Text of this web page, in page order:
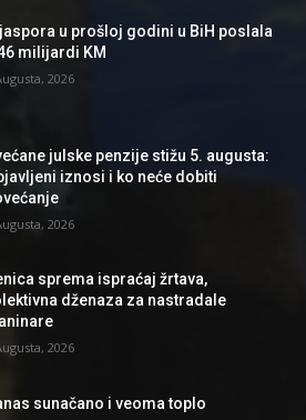
u prošloj godini u BiH poslala
milijardi KM
2026
julske penzije stižu 5. augusta:
iznosi i ko neće dobiti
2026
sprema ispraćaj žrtava,
dženaza za nastradale
2026
sunačano i veoma toplo